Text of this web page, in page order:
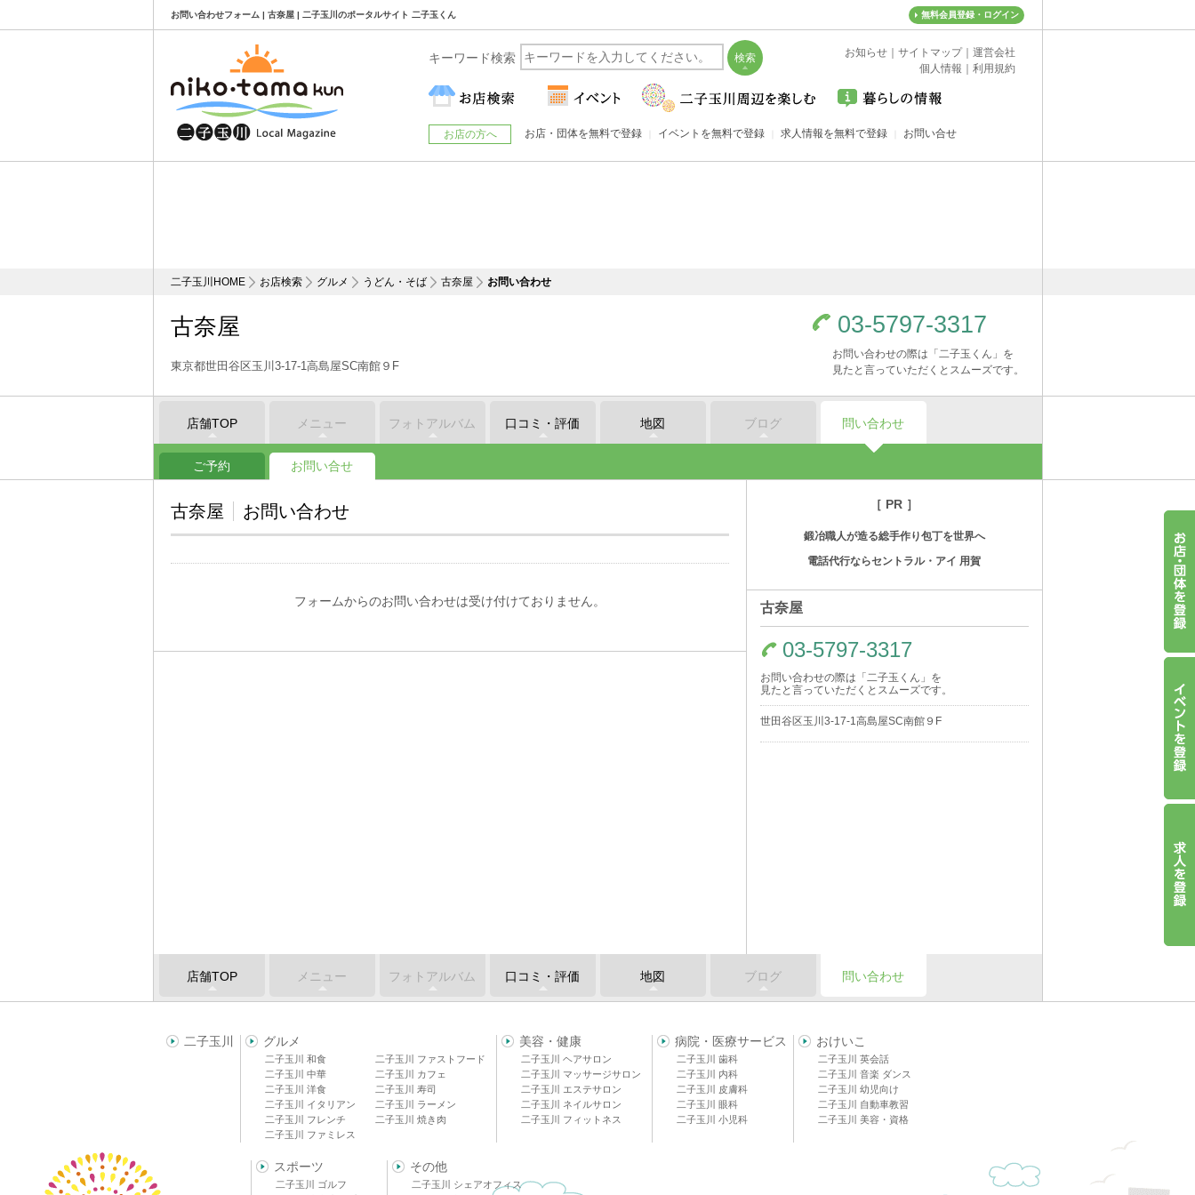
お問い合わせフォーム | 古奈屋 | 二子玉川のポータルサイト 二子玉くん 無料会員登録・ログイン
二子玉川HOME お店検索 グルメ うどん・そば 古奈屋 お問い合わせ
古奈屋
東京都世田谷区玉川3-17-1高島屋SC南館９F
03-5797-3317
お問い合わせの際は「二子玉くん」を
見たと言っていただくとスムーズです。
店舗TOP メニュー フォトアルバム 口コミ・評価 地図 ブログ 問い合わせ
ご予約 お問い合せ
古奈屋 お問い合わせ
フォームからのお問い合わせは受け付けておりません。
［ PR ］
鍛冶職人が造る総手作り包丁を世界へ
電話代行ならセントラル・アイ 用賀
古奈屋
03-5797-3317
お問い合わせの際は「二子玉くん」を
見たと言っていただくとスムーズです。
世田谷区玉川3-17-1高島屋SC南館９F
店舗TOP メニュー フォトアルバム 口コミ・評価 地図 ブログ 問い合わせ
二子玉川 グルメ
二子玉川 和食
二子玉川 中華
二子玉川 洋食
二子玉川 イタリアン
二子玉川 フレンチ
二子玉川 ファミレス
二子玉川 ファストフード
二子玉川 カフェ
二子玉川 寿司
二子玉川 ラーメン
二子玉川 焼き肉
美容・健康
二子玉川 ヘアサロン
二子玉川 マッサージサロン
二子玉川 エステサロン
二子玉川 ネイルサロン
二子玉川 フィットネス
病院・医療サービス
二子玉川 歯科
二子玉川 内科
二子玉川 皮膚科
二子玉川 眼科
二子玉川 小児科
おけいこ
二子玉川 英会話
二子玉川 音楽 ダンス
二子玉川 幼児向け
二子玉川 自動車教習
二子玉川 美容・資格
スポーツ
二子玉川 ゴルフ
その他
二子玉川 シェアオフィス
キーワード検索 お知らせ サイトマップ｜ 運営会社
個人情報
利用規約
お店の方へ お店・団体を無料で登録 イベントを無料で登録 求人情報を無料で登録 お問い合せ